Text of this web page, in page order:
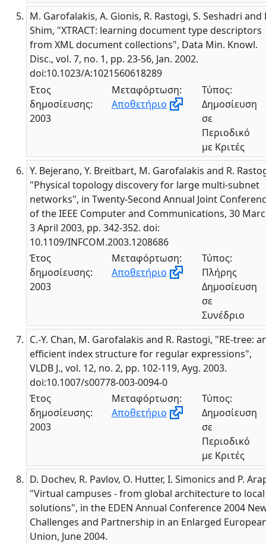
M. Garofalakis, A. Gionis, R. Rastogi, S. Seshadri and
Shim, "XTRACT: learning document type descriptors
from XML document collections", Data Min. Knowl.
Disc., vol. 7, no. 1, pp. 23-56, Jan. 2002.
doi:10.1023/A:1021560618289
Έτος
δημοσίευσης:
2003
Μεταφόρτωση:
Αποθετήριο
Τύπος:
Δημοσίευση
σε
Περιοδικό
με Κριτές
Y. Bejerano, Y. Breitbart, M. Garofalakis and R.
"Physical topology discovery for large multi-subnet
networks", in Twenty-Second Annual Joint
of the IEEE Computer and Communications, 30
3 April 2003, pp. 342-352. doi:
10.1109/INFCOM.2003.1208686
Έτος
δημοσίευσης:
2003
Μεταφόρτωση:
Αποθετήριο
Τύπος:
Πλήρης
Δημοσίευση
σε
Συνέδριο
C.-Y. Chan, M. Garofalakis and R. Rastogi, "RE-tree:
efficient index structure for regular expressions",
VLDB J., vol. 12, no. 2, pp. 102-119, Ayg. 2003.
doi:10.1007/s00778-003-0094-0
Έτος
δημοσίευσης:
2003
Μεταφόρτωση:
Αποθετήριο
Τύπος:
Δημοσίευση
σε
Περιοδικό
με Κριτές
D. Dochev, R. Pavlov, O. Hutter, I. Simonics and P.
"Virtual campuses - from global architecture to local
solutions", in the EDEN Annual Conference 2004
Challenges and Partnership in an Enlarged
Union, June 2004.